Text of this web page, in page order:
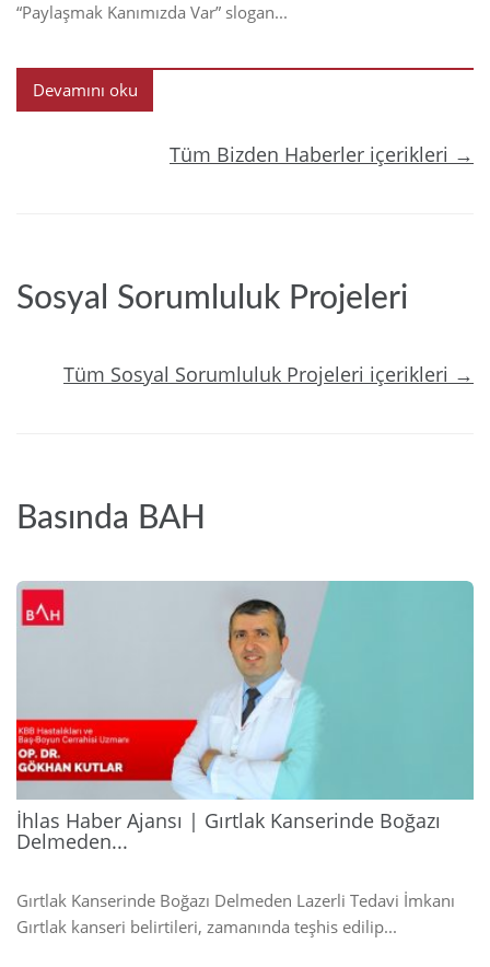
“Paylaşmak Kanımızda Var” slogan...
Devamını oku
Tüm Bizden Haberler içerikleri →
Sosyal Sorumluluk Projeleri
Tüm Sosyal Sorumluluk Projeleri içerikleri →
Basında BAH
İhlas Haber Ajansı | Gırtlak Kanserinde Boğazı
Delmeden...
Gırtlak Kanserinde Boğazı Delmeden Lazerli Tedavi İmkanı
Gırtlak kanseri belirtileri, zamanında teşhis edilip...